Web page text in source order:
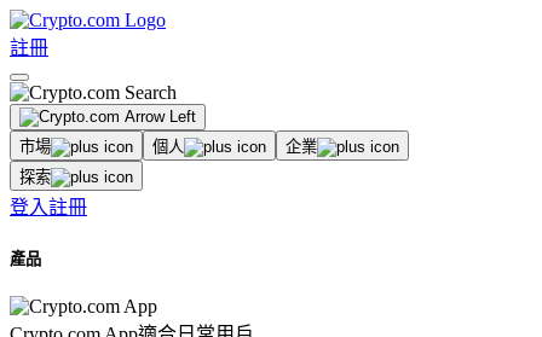
註冊
市場 個人
企業
探索
登入註冊
產品